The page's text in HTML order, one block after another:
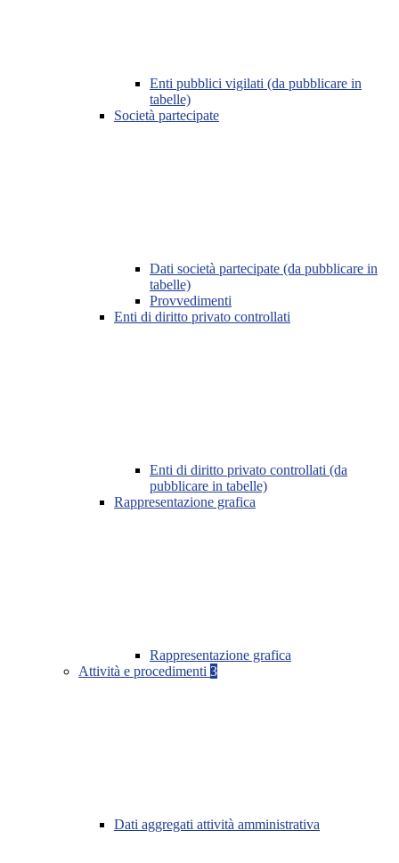
Enti pubblici vigilati (da pubblicare in
tabelle)
Società partecipate
Dati società partecipate (da pubblicare in
tabelle)
Provvedimenti
Enti di diritto privato controllati
Enti di diritto privato controllati (da
pubblicare in tabelle)
Rappresentazione grafica
Rappresentazione grafica
Attività e procedimenti 3
Dati aggregati attività amministrativa